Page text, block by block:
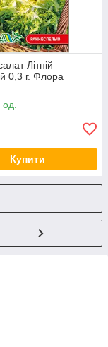
Літній
0,3 г. Флора
Купити